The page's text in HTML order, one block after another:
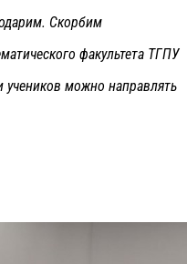
Скорбим
факультета ТГПУ
учеников можно направлять